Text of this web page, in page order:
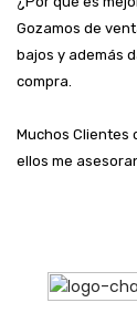
Gozamos de
bajos y además
compra.
Muchos Clientes
ellos me